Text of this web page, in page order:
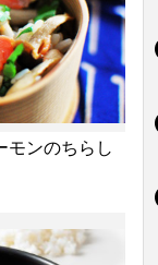
モンのちらし